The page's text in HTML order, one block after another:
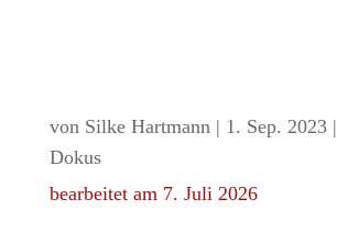
von Silke Hartmann| 1. Sep. 2023|
Dokus
bearbeitet am 7. Juli 2026